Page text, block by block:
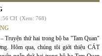
CH (Xem: 768)
thứ hai trong bộ ba "Tam Quan"
Hôm qua, chúng tôi giới thiệu CÁT